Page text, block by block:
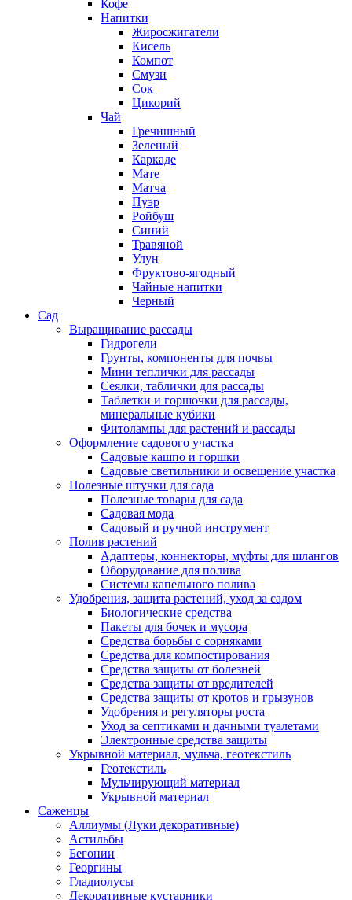
Кофе
Напитки
Жиросжигатели
Кисель
Компот
Смузи
Сок
Цикорий
Чай
Гречишный
Зеленый
Каркаде
Мате
Матча
Пуэр
Ройбуш
Синий
Травяной
Улун
Фруктово-ягодный
Чайные напитки
Черный
Сад
Выращивание рассады
Гидрогели
Грунты, компоненты для почвы
Мини теплички для рассады
Сеялки, таблички для рассады
Таблетки и горшочки для рассады,
минеральные кубики
Фитолампы для растений и рассады
Оформление садового участка
Садовые кашпо и горшки
Садовые светильники и освещение участка
Полезные штучки для сада
Полезные товары для сада
Садовая мода
Садовый и ручной инструмент
Полив растений
Адаптеры, коннекторы, муфты для шлангов
Оборудование для полива
Системы капельного полива
Удобрения, защита растений, уход за садом
Биологические средства
Пакеты для бочек и мусора
Средства борьбы с сорняками
Средства для компостирования
Средства защиты от болезней
Средства защиты от вредителей
Средства защиты от кротов и грызунов
Удобрения и регуляторы роста
Уход за септиками и дачными туалетами
Электронные средства защиты
Укрывной материал, мульча, геотекстиль
Геотекстиль
Мульчирующий материал
Укрывной материал
Саженцы
Аллиумы (Луки декоративные)
Астильбы
Бегонии
Георгины
Гладиолусы
Декоративные кустарники